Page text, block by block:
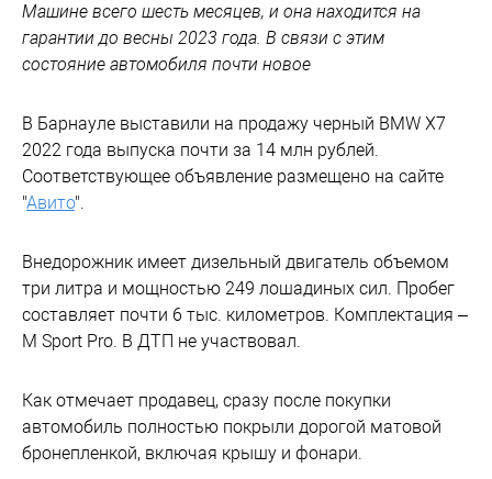
Машине всего шесть месяцев, и она находится на
гарантии до весны 2023 года. В связи с этим
состояние автомобиля почти новое
В Барнауле выставили на продажу черный BMW X7
2022 года выпуска почти за 14 млн рублей.
Соответствующее объявление размещено на сайте
"Авито".
Внедорожник имеет дизельный двигатель объемом
три литра и мощностью 249 лошадиных сил. Пробег
составляет почти 6 тыс. километров. Комплектация –
M Sport Pro. В ДТП не участвовал.
Как отмечает продавец, сразу после покупки
автомобиль полностью покрыли дорогой матовой
бронепленкой, включая крышу и фонари.